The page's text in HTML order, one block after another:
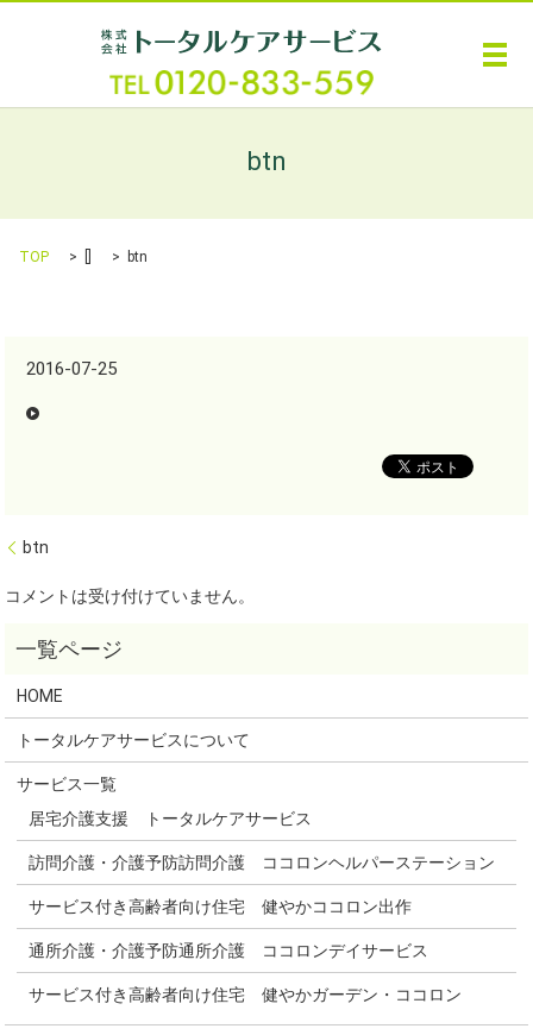
メ
btn
TOP btn
2016-07-25
btn
コメントは受け付けていません。
HOME
トータルケアサービスについて
サービス一覧
居宅介護支援 トータルケアサービス
訪問介護・介護予防訪問介護 ココロンヘルパーステーション
サービス付き高齢者向け住宅 健やかココロン出作
通所介護・介護予防通所介護 ココロンデイサービス
サービス付き高齢者向け住宅 健やかガーデン・ココロン